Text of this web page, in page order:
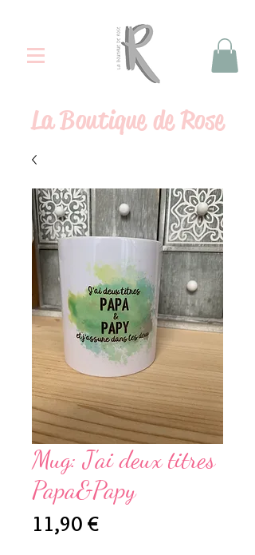
LaBoutique de Rose
Mug: J'ai deux titres
Papa&Papy
11,90 €Prix